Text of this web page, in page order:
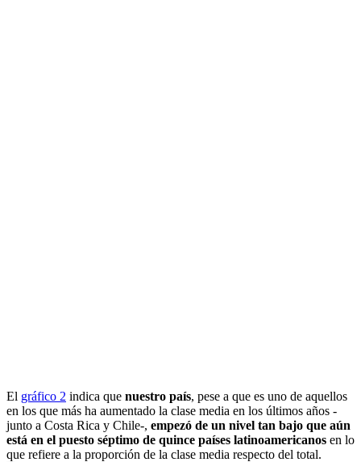
El gráfico 2 indica que nuestro país, pese a que es uno de aquellos
en los que más ha aumentado la clase media en los últimos años -
junto a Costa Rica y Chile-, empezó de un nivel tan bajo que aún
está en el puesto séptimo de quince países latinoamericanos en lo
que refiere a la proporción de la clase media respecto del total.